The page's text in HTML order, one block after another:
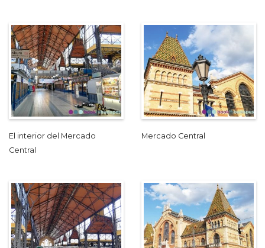
El interior del Mercado
Central
Mercado Central